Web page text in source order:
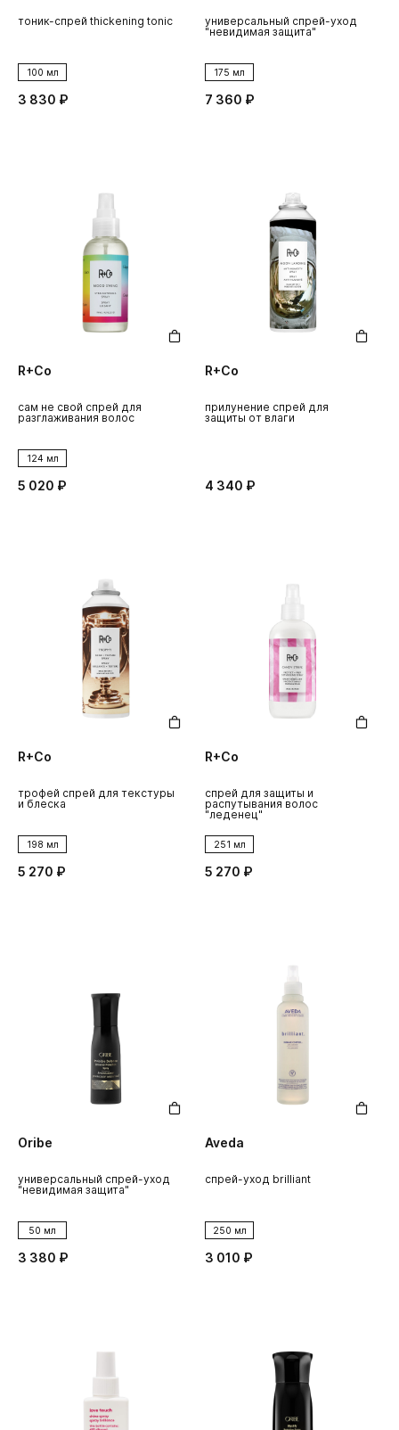
тоник-спрей thickening tonic
100 мл
3 830 ₽
универсальный спрей-уход
"невидимая защита"
175 мл
7 360 ₽
R+Co
сам не свой спрей для
разглаживания волос
124 мл
5 020 ₽
R+Co
прилунение спрей для
защиты от влаги
4 340 ₽
R+Co
трофей спрей для текстуры
и блеска
198 мл
5 270 ₽
R+Co
спрей для защиты и
распутывания волос
"леденец"
251 мл
5 270 ₽
Oribe
универсальный спрей-уход
"невидимая защита"
50 мл
3 380 ₽
Aveda
спрей-уход brilliant
250 мл
3 010 ₽